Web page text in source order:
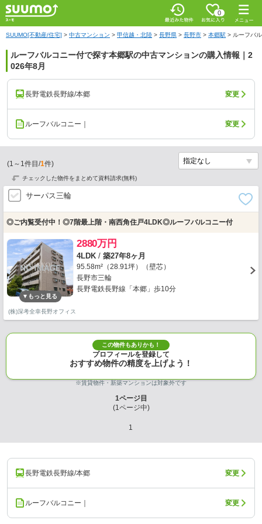
0
SUUMO[不動産/住宅] > 中古マンション > 甲信越・北陸 > 長野県 > 長野市 > 本郷駅 > ルーフバ
ルーフバルコニー付で探す本郷駅の中古マンションの購入情報｜2
026年8月
長野電鉄長野線/本郷 変更
ルーフバルコニー｜ 変更
(1 ～ 1件目/1件)
チェックした物件をまとめて資料請求(無料)
サーパス三輪
◎ご内覧受付中！◎7階最上階・南西角住戸4LDK◎ルーフバルコニー付
2880万円
4LDK / 築27年8ヶ月
95.58m²（28.91坪）（壁芯）
長野市三輪
長野電鉄長野線「本郷」歩10分
(株)深考全幸長野オフィス
この物件もありかも！
プロフィールを登録して
おすすめ物件の精度を上げよう！
※賃貸物件・新築マンションは対象外です
1ページ目
(1ページ中)
1
長野電鉄長野線/本郷 変更
ルーフバルコニー｜ 変更